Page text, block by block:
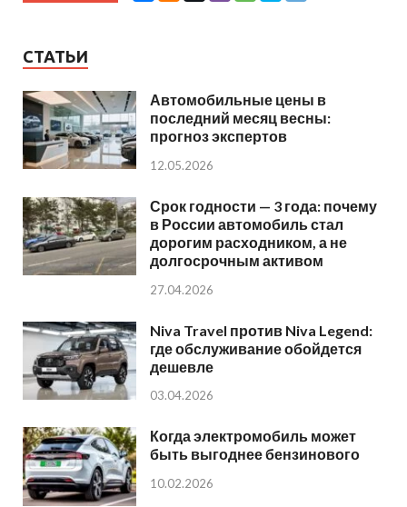
СТАТЬИ
Автомобильные цены в
последний месяц весны:
прогноз экспертов
12.05.2026
Срок годности — 3 года: почему
в России автомобиль стал
дорогим расходником, а не
долгосрочным активом
27.04.2026
Niva Travel против Niva Legend:
где обслуживание обойдется
дешевле
03.04.2026
Когда электромобиль может
быть выгоднее бензинового
10.02.2026